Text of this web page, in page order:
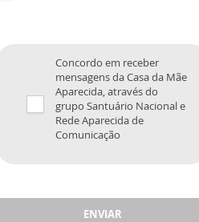
Concordo em receber
mensagens da Casa da Mãe
Aparecida, através do
grupo Santuário Nacional e
Rede Aparecida de
Comunicação
ENVIAR